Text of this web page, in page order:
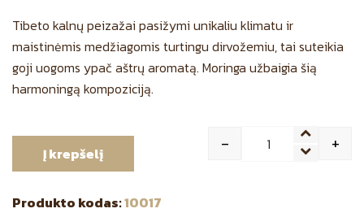
Tibeto kalnų peizažai pasižymi unikaliu klimatu ir
maistinėmis medžiagomis turtingu dirvožemiu, tai suteikia
goji uogoms ypač aštrų aromatą. Moringa užbaigia šią
harmoningą kompoziciją.
Quantity
- +
Į krepšelį
Produkto kodas:10017